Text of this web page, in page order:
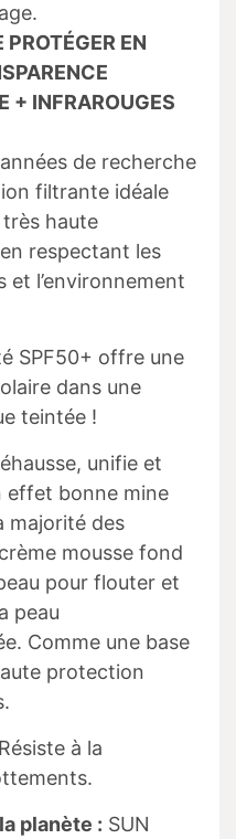
PROTÉGER EN
+ INFRAROUGES
de recherche
filtrante idéale
haute
respectant les
et l’environnement
SPF50+ offre une
dans une
teintée !
unifie et
effet bonne mine
majorité des
mousse fond
pour flouter et
peau
Comme une base
protection
à la
planète : SUN